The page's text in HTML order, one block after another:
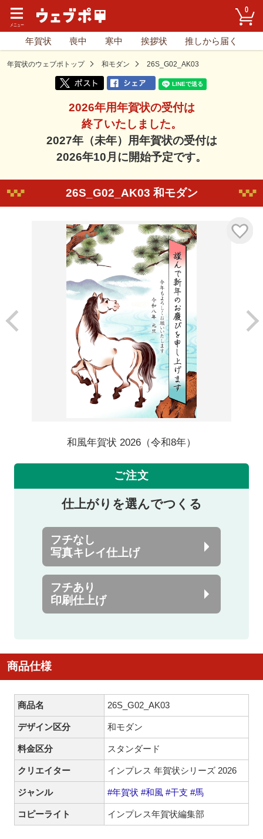
0
年賀状 喪中 寒中 挨拶状 推しから届く
年賀状のウェブポトップ 和モダン 26S_G02_AK03
2026年用年賀状の受付は
終了いたしました。
2027年（未年）用年賀状の受付は
2026年10月に開始予定です。
26S_G02_AK03 和モダン
和風年賀状 2026（令和8年）
ご注文
仕上がりを選んでつくる
フチなし
写真キレイ仕上げ
フチあり
印刷仕上げ
商品仕様
商品名 26S_G02_AK03
デザイン区分 和モダン
料金区分 スタンダード
クリエイター インプレス 年賀状シリーズ 2026
ジャンル #年賀状 #和風 #干支 #馬
コピーライト インプレス年賀状編集部